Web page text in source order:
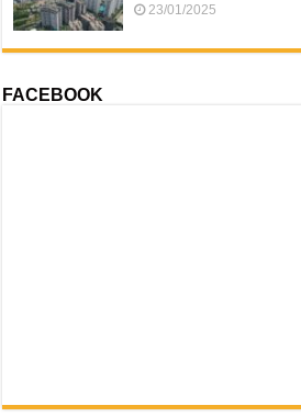
23/01/2025
FACEBOOK